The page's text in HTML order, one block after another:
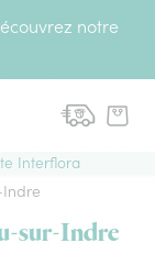
notre
Interflora
sur-Indre